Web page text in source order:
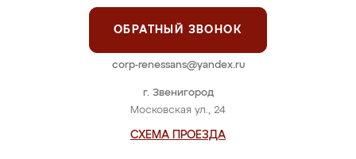
г. Звенигород
Московская ул., 24
СХЕМА ПРОЕЗДА
ОБРАТНЫЙ ЗВОНОК
corp-renessans@yandex.ru